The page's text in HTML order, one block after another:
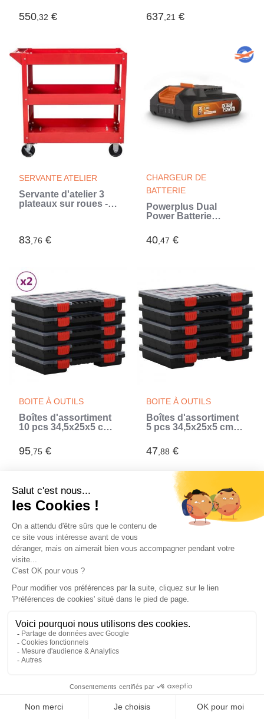
70 pcs (servante
incluse) (Bleu)
550,32 €
tiroirs - Fabrication
française - Charge
637,21 €
SERVANTE ATELIER
Servante d'atelier 3
plateaux sur roues -
83,76 €
CHARGEUR DE
BATTERIE
Powerplus Dual
Power Batterie
Capacité de
2000mAh,
40,47 €
BOITE À OUTILS
Boîtes d'assortiment
10 pcs 34,5x25x5 cm
95,75 €
BOITE À OUTILS
Boîtes d'assortiment
5 pcs 34,5x25x5 cm
47,88 €
Chandelles de
stabilisation en fonte
d'aluminium
35,14
Boîtes de rangement